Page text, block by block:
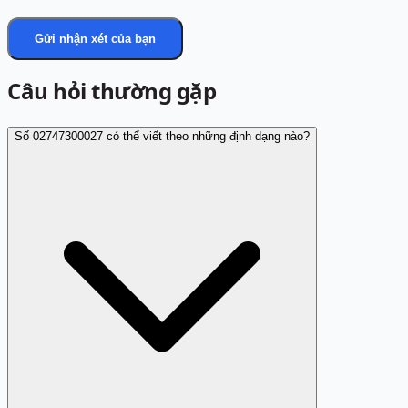
Gửi nhận xét của bạn
Câu hỏi thường gặp
Số 02747300027 có thể viết theo những định dạng nào?